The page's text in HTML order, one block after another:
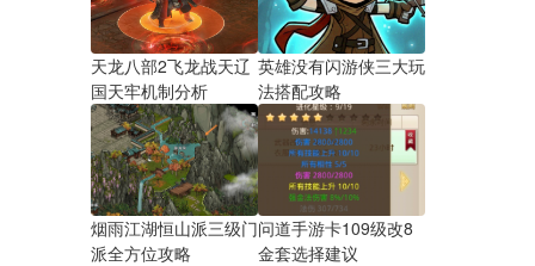
天龙八部2飞龙战天辽
国天牢机制分析
英雄没有闪游侠三大玩
法搭配攻略
烟雨江湖恒山派三级门
派全方位攻略
问道手游卡109级改8
金套选择建议